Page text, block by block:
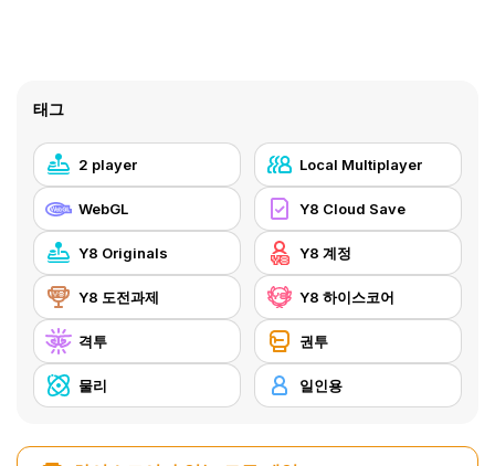
태그
2 player Local Multiplayer
WebGL Y8 Cloud Save
Y8 Originals Y8 계정
Y8 도전과제 Y8 하이스코어
격투 권투
물리 일인용